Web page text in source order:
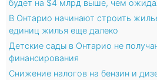
будет на $4 млрд выше, чем
В Онтарио начинают строить
единиц жилья еще далеко
Детские сады в Онтарио не
финансирования
Снижение налогов на бензин и